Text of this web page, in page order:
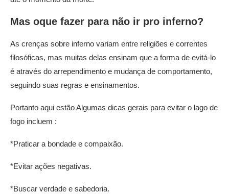
Mas oque fazer para não ir pro inferno?
As crenças sobre inferno variam entre religiões e correntes
filosóficas, mas muitas delas ensinam que a forma de evitá-lo
é através do arrependimento e mudança de comportamento,
seguindo suas regras e ensinamentos.
Portanto aqui estão Algumas dicas gerais para evitar o lago de
fogo incluem :
*Praticar a bondade e compaixão.
*Evitar ações negativas.
*Buscar verdade e sabedoria.